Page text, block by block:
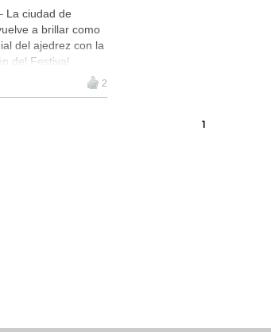
La ciudad de
a brillar como
del ajedrez con la
del Festival
«Salamanca, cuna 2
1